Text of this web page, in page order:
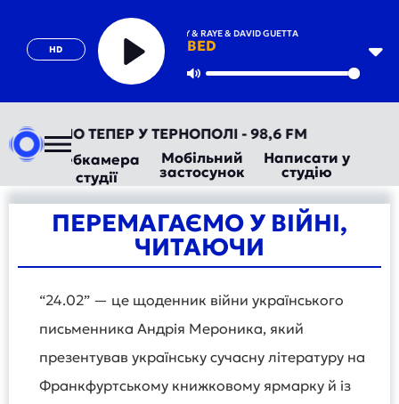
HD
JOEL CORRY & RAYE & DAVID GUETTA
BED
Play
ТЕПЕР У ТЕРНОПОЛІ - 98,6 FM
Вебкамера
студії
Мобільний
застосунок
Написати у
студію
ПЕРЕМАГАЄМО У ВІЙНІ,
ЧИТАЮЧИ
“24.02” — це щоденник війни українського
письменника Андрія Мероника, який
презентував українську сучасну літературу на
Франкфуртському книжковому ярмарку й із